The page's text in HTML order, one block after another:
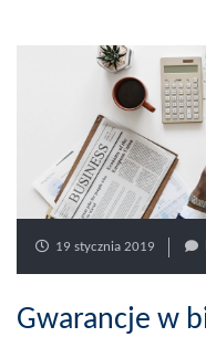
19 stycznia 2019
Gwarancje w